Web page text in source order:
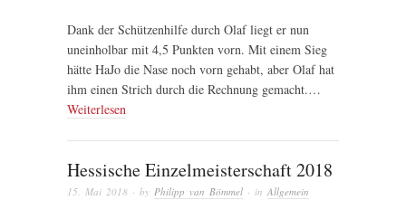
Dank der Schützenhilfe durch Olaf liegt er nun
uneinholbar mit 4,5 Punkten vorn. Mit einem Sieg
hätte HaJo die Nase noch vorn gehabt, aber Olaf hat
ihm einen Strich durch die Rechnung gemacht.…
Weiterlesen
Hessische Einzelmeisterschaft 2018
15. Mai 2018 · by Philipp van Bömmel · in Allgemein